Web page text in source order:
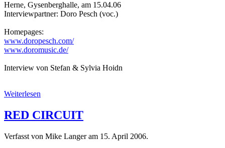
Herne, Gysenberghalle, am 15.04.06
Interviewpartner: Doro Pesch (voc.)
Homepages:
www.doropesch.com/
www.doromusic.de/
Interview von Stefan & Sylvia Hoidn
Weiterlesen
RED CIRCUIT
Verfasst von Mike Langer am 15. April 2006.